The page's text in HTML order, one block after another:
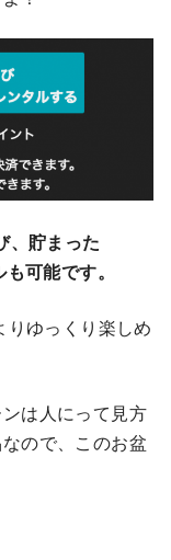
、貯まった
可能です。
りゆっくり楽しめ
は人にって見方
ので、このお盆